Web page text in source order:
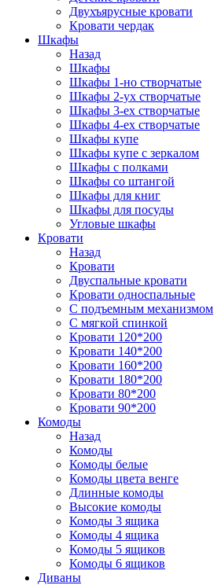
Двухъярусные кровати
Кровати чердак
Шкафы
Назад
Шкафы
Шкафы 1-но створчатые
Шкафы 2-ух створчатые
Шкафы 3-ех створчатые
Шкафы 4-ех створчатые
Шкафы купе
Шкафы купе с зеркалом
Шкафы с полками
Шкафы со штангой
Шкафы для книг
Шкафы для посуды
Угловые шкафы
Кровати
Назад
Кровати
Двуспальные кровати
Кровати односпальные
С подъемным механизмом
С мягкой спинкой
Кровати 120*200
Кровати 140*200
Кровати 160*200
Кровати 180*200
Кровати 80*200
Кровати 90*200
Комоды
Назад
Комоды
Комоды белые
Комоды цвета венге
Длинные комоды
Высокие комоды
Комоды 3 ящика
Комоды 4 ящика
Комоды 5 ящиков
Комоды 6 ящиков
Диваны